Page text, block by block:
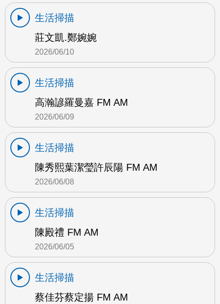
生活掃描
莊文凱.鄭婉婉
2026/06/10
生活掃描
高瀚諺羅曼嘉 FM AM
2026/06/09
生活掃描
陳秀熙葉潔瑩許辰陽 FM AM
2026/06/08
生活掃描
陳殿禮 FM AM
2026/06/05
生活掃描
蔡佳芬蔡定揚 FM AM